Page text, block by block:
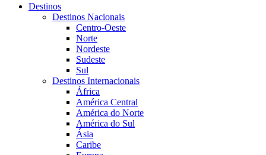
Destinos
Destinos Nacionais
Centro-Oeste
Norte
Nordeste
Sudeste
Sul
Destinos Internacionais
África
América Central
América do Norte
América do Sul
Ásia
Caribe